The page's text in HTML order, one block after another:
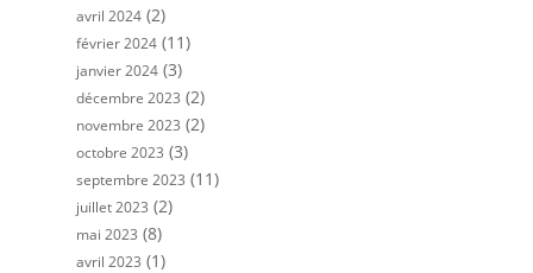
avril 2024 (2)
février 2024 (11)
janvier 2024 (3)
décembre 2023 (2)
novembre 2023 (2)
octobre 2023 (3)
septembre 2023 (11)
juillet 2023 (2)
mai 2023 (8)
avril 2023 (1)